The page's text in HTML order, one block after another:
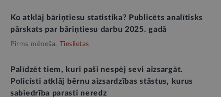
Ko atklāj bāriņtiesu statistika? Publicēts analītisks
pārskats par bāriņtiesu darbu 2025. gadā
Pirms mēneša, Tieslietas
Palīdzēt tiem, kuri paši nespēj sevi aizsargāt.
Policisti atklāj bērnu aizsardzības stāstus, kurus
sabiedrība parasti neredz